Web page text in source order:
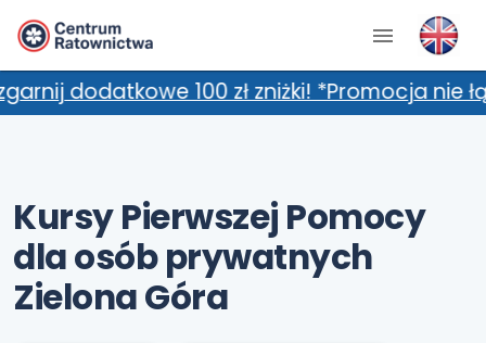
100 zł zniżki! *Promocja nie łączy
Kursy Pierwszej Pomocy
dla osób prywatnych
Zielona Góra